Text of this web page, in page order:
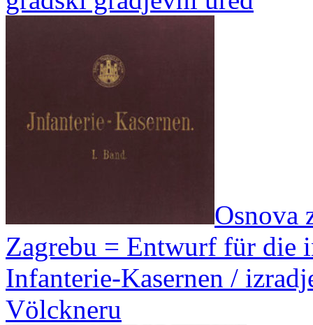
Osnova
Zagrebu = Entwurf für die
Infanterie-Kasernen /
Völckneru